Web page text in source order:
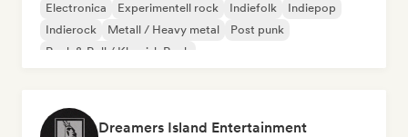
Electronica Experimentell rock Indiefolk
Indiepop
Indierock
Metall / Heavy metal
Post punk
Rock & Roll / Klassisk Rock
Dreamers Island Entertainment